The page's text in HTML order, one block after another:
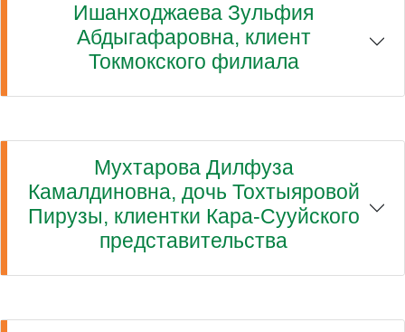
Ишанходжаева Зульфия
Абдыгафаровна, клиент
Токмокского филиала
Мухтарова Дилфуза
Камалдиновна, дочь Тохтыяровой
Пирузы, клиентки Кара-Сууйского
представительства